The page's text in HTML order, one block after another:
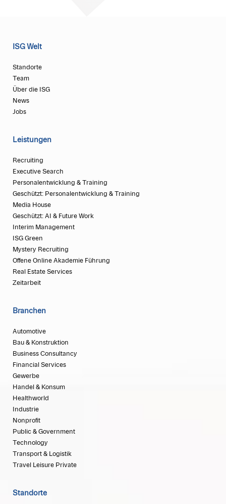
ISG Welt
Standorte
Team
Über die ISG
News
Jobs
Leistungen
Recruiting
Executive Search
Personalentwicklung & Training
Geschützt: Personalentwicklung & Training
Media House
Geschützt: AI & Future Work
Interim Management
ISG Green
Mystery Recruiting
Offene Online Akademie Führung
Real Estate Services
Zeitarbeit
Branchen
Automotive
Bau & Konstruktion
Business Consultancy
Financial Services
Gewerbe
Handel & Konsum
Healthworld
Industrie
Nonprofit
Public & Government
Technology
Transport & Logistik
Travel Leisure Private
Standorte